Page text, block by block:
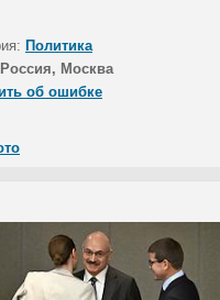
Политика
Россия, Москва
об ошибке